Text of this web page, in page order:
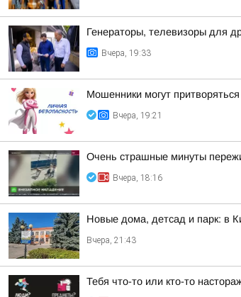
Генераторы, телевизоры для
Вчера, 19:33
Мошенники могут
Вчера, 19:21
Очень страшные минуты
Вчера, 18:16
Новые дома, детсад и парк: в
Вчера, 21:43
Тебя что-то или кто-то